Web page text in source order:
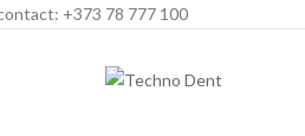
+373 78 777 100